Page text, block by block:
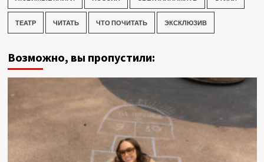
ТЕАТР ЧИТАТЬ ЧТО ПОЧИТАТЬ ЭКСКЛЮЗИВ
Возможно, вы пропустили: